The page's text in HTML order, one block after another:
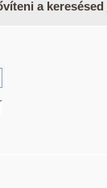
a keresésed